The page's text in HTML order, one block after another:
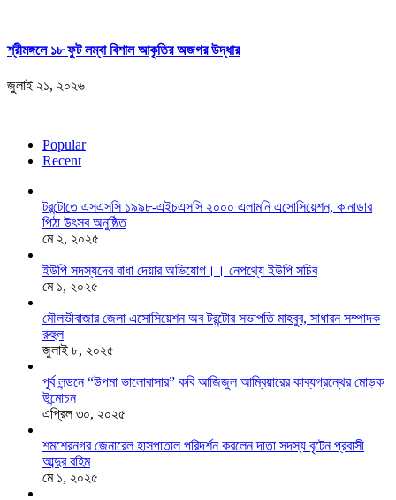
শ্রীমঙ্গলে ১৮ ফুট লম্বা বিশাল আকৃতির অজগর উদ্ধার
জুলাই ২১, ২০২৬
Popular
Recent
টরন্টোতে এসএসসি ১৯৯৮-এইচএসসি ২০০০ এলামনি এসোসিয়েশন, কানাডার
পিঠা উৎসব অনুষ্ঠিত
মে ২, ২০২৫
ইউপি সদস্যদের বাধা দেয়ার অভিযোগ।। নেপথ্যে ইউপি সচিব
মে ১, ২০২৫
মৌলভীবাজার জেলা এসোসিয়েশন অব টরন্টোর সভাপতি মাহবুব, সাধারন সম্পাদক
রুহুল
জুলাই ৮, ২০২৫
পূর্ব লন্ডনে “উপমা ভালোবাসার” কবি আজিজুল আম্বিয়ারের কাব্যগ্রন্থের মোড়ক
উন্মোচন
এপ্রিল ৩০, ২০২৫
শমশেরনগর জেনারেল হাসপাতাল পরিদর্শন করলেন দাতা সদস্য বৃটেন প্রবাসী
আব্দুর রহিম
মে ১, ২০২৫